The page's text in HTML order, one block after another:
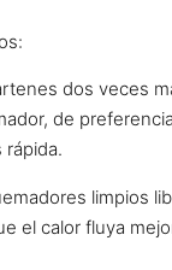
dos veces
de
rápida.
limpios
el calor fluya